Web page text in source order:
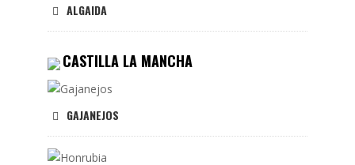
ALGAIDA
CASTILLA LA MANCHA
GAJANEJOS